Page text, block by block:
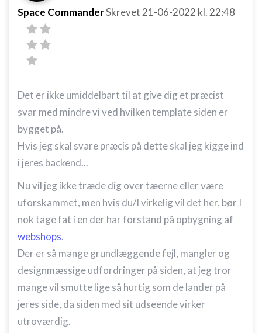
Space CommanderSkrevet 21-06-2022 kl. 22:48
Det er ikke umiddelbart til at give dig et præcist
svar med mindre vi ved hvilken template siden er
bygget på.
Hvis jeg skal svare præcis på dette skal jeg kigge ind
i jeres backend...
Nu vil jeg ikke træde dig over tæerne eller være
uforskammet, men hvis du/I virkelig vil det her, bør I
nok tage fat i en der har forstand på opbygning af
webshops.
Der er så mange grundlæggende fejl, mangler og
designmæssige udfordringer på siden, at jeg tror
mange vil smutte lige så hurtig som de lander på
jeres side, da siden med sit udseende virker
utroværdig.